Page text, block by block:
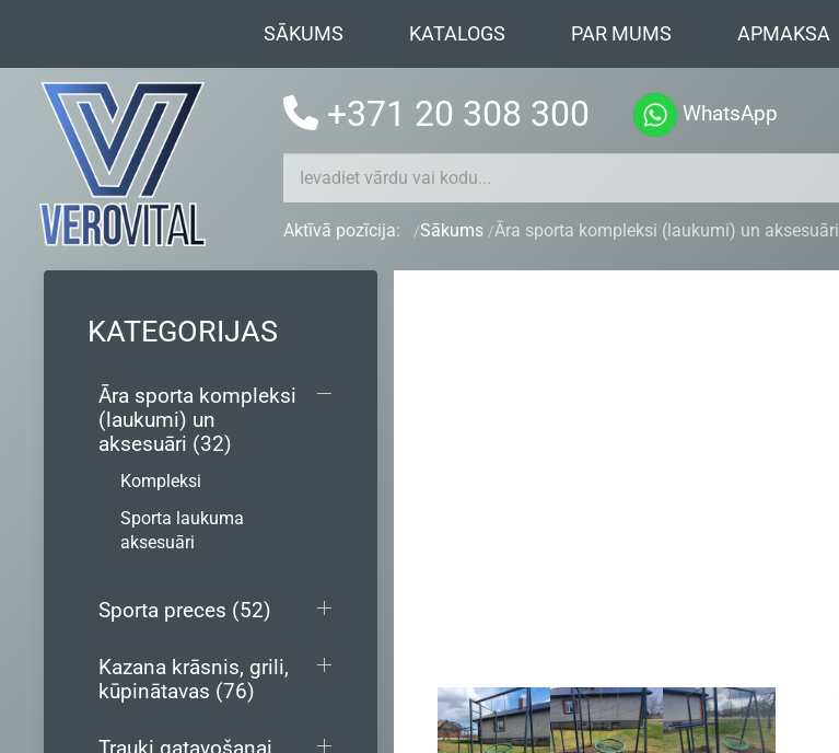
SĀKUMS KATALOGS PAR MUMS APMAKSA
+371 20 308 300 WhatsApp
Aktīvā pozīcija: Sākums Āra sporta kompleksi (laukumi) un aksesuāri
KATEGORIJAS
Āra sporta kompleksi
(laukumi) un
aksesuāri (32)
Kompleksi
Sporta laukuma
aksesuāri
Sporta preces (52)
Kazana krāsnis, grili,
kūpinātavas (76)